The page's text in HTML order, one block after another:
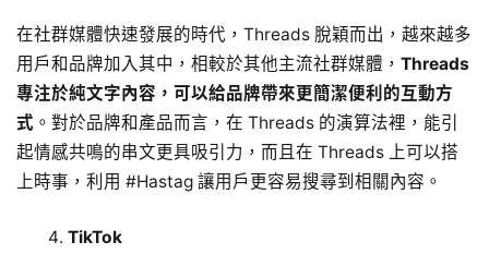
在社群媒體快速發展的時代，Threads 脫穎而出，越來越多
用戶和品牌加入其中，相較於其他主流社群媒體， Threads
專注於純文字內容，可以給品牌帶來更簡潔便利的互動方
式 。對於品牌和產品而言，在 Threads 的演算法裡，能引
起情感共鳴的串文更具吸引力，而且在 Threads 上可以搭
上時事，利用 #Hastag 讓用戶更容易搜尋到相關內容。
TikTok